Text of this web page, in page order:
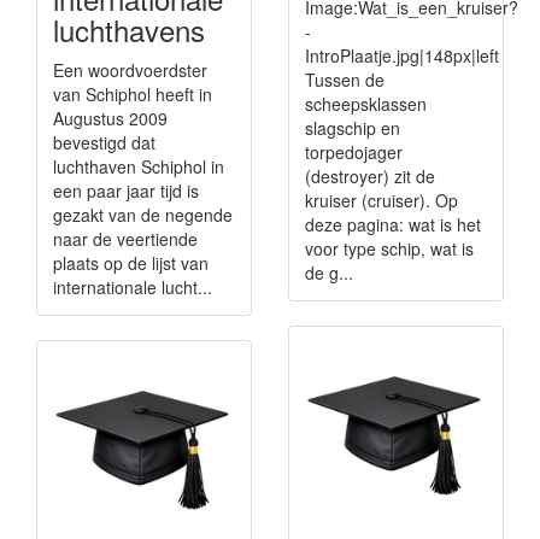
luchthavens
Een woordvoerdster
van Schiphol heeft in
Augustus 2009
bevestigd dat
luchthaven Schiphol in
een paar jaar tijd is
gezakt van de negende
naar de veertiende
plaats op de lijst van
internationale lucht...
Image:Wat_is_een_kruiser?
-
IntroPlaatje.jpg|148px|left
Tussen de
scheepsklassen
slagschip en
torpedojager
(destroyer) zit de
kruiser (cruiser). Op
deze pagina: wat is het
voor type schip, wat is
de g...